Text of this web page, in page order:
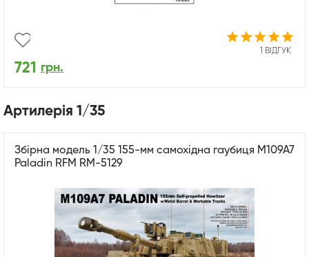
1 ВІДГУК
721 грн.
Артилерія 1/35
Збірна модель 1/35 155-мм самохідна гаубиця М109А7
Paladin RFM RM-5129